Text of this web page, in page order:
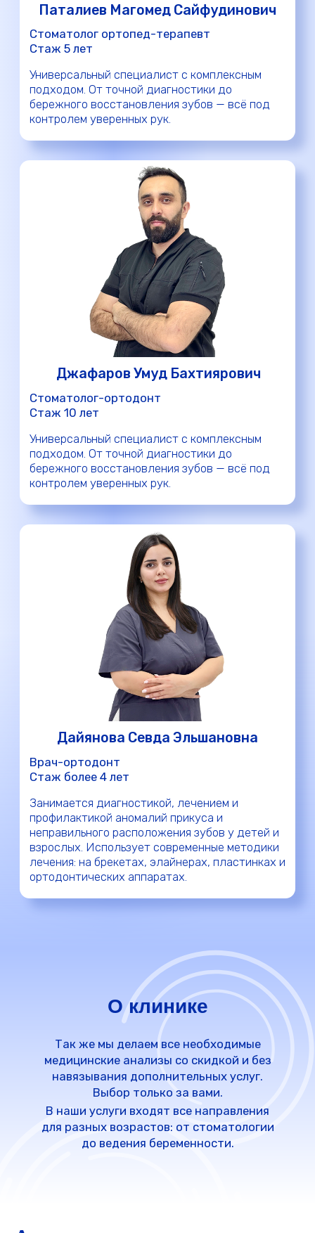
Запишитесь на
обследование
Время ожидания: 15 минут
персональных данных в соответствии с
Политикой конфиденциальности
Оставьте свой номер телефона и в
ближайшее время администратор вам
перезвонит
Отправить